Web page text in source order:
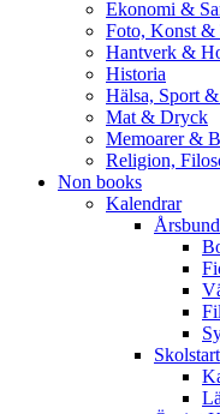
Ekonomi &
Foto, Konst &
Hantverk &
Historia
Hälsa, Sport
Mat & Dryck
Memoarer &
Religion,
Non books
Kalendrar
Skolstart